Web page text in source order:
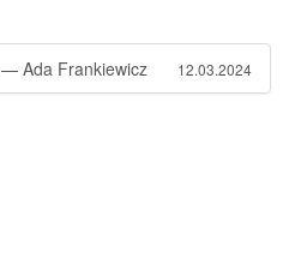
— Ada Frankiewicz 12.03.2024